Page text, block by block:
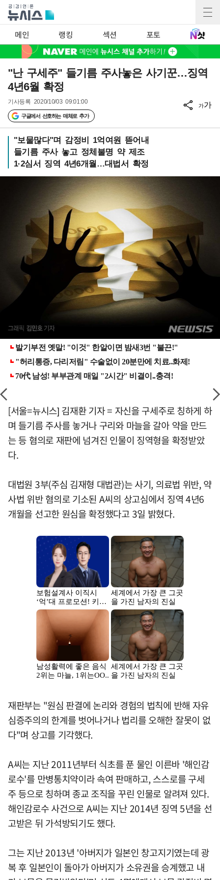
메인 랭킹 섹션 포토
"난 구세주" 들기름 주사놓은 사기꾼…징역
4년6월 확정
기사등록 2020/10/03 09:01:00
구글에서 선호하는 매체로 추가
가가
"보물많다"며 감정비 1억여원 뜯어내
들기름 주사 놓고 정체불명 약 제조
1·2심서 징역 4년6개월…대법서 확정
[서울=뉴시스] 김재환 기자 = 자신을 구세주로 칭하게 하
며 들기름 주사를 놓거나 구리와 마늘을 갈아 약을 만드
는 등 혐의로 재판에 넘겨진 인물이 징역형을 확정받았
다.
대법원 3부(주심 김재형 대법관)는 사기, 의료법 위반, 약
사법 위반 혐의로 기소된 A씨의 상고심에서 징역 4년6
개월을 선고한 원심을 확정했다고 3일 밝혔다.
재판부는 "원심 판결에 논리와 경험의 법칙에 반해 자유
심증주의의 한계를 벗어나거나 법리를 오해한 잘못이 없
다"며 상고를 기각했다.
A씨는 지난 2011년부터 식초를 푼 물인 이른바 '해인감
로수'를 만병통치약이라 속여 판매하고, 스스로를 구세
주 등으로 칭하며 종교 조직을 꾸린 인물로 알려져 있다.
해인감로수 사건으로 A씨는 지난 2014년 징역 5년을 선
고받은 뒤 가석방되기도 했다.
그는 지난 2013년 '아버지가 일본인 창고지기였는데 광
복 후 일본인이 돌아가 아버지가 소유권을 승계했고 내